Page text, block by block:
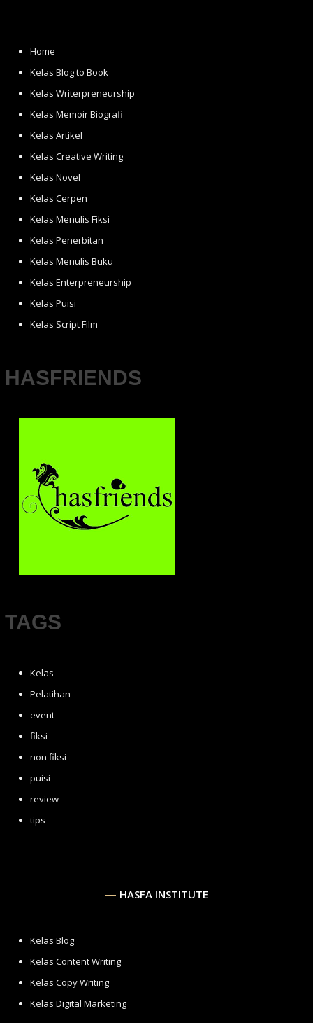
Home
Kelas Blog to Book
Kelas Writerpreneurship
Kelas Memoir Biografi
Kelas Artikel
Kelas Creative Writing
Kelas Novel
Kelas Cerpen
Kelas Menulis Fiksi
Kelas Penerbitan
Kelas Menulis Buku
Kelas Enterpreneurship
Kelas Puisi
Kelas Script Film
HASFRIENDS
TAGS
Kelas
Pelatihan
event
fiksi
non fiksi
puisi
review
tips
HASFA INSTITUTE
Kelas Blog
Kelas Content Writing
Kelas Copy Writing
Kelas Digital Marketing